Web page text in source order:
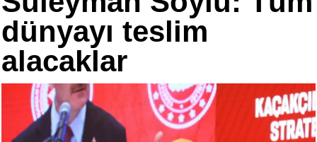
dünyayı teslim
alacaklar